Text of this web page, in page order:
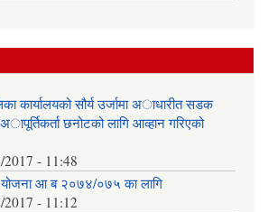
कार्यालयको सौर्य उर्जामा अाधारीत सडक
छनोटको लागि आव्हान गरिएको
2017 - 11:48
योजना आ‍ ब २०७४/०७५ का लागि
2017 - 11:12